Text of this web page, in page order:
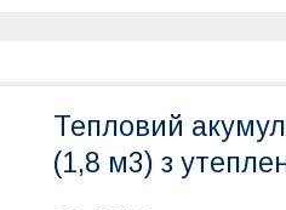
Тепловий
(1,8 м3) з